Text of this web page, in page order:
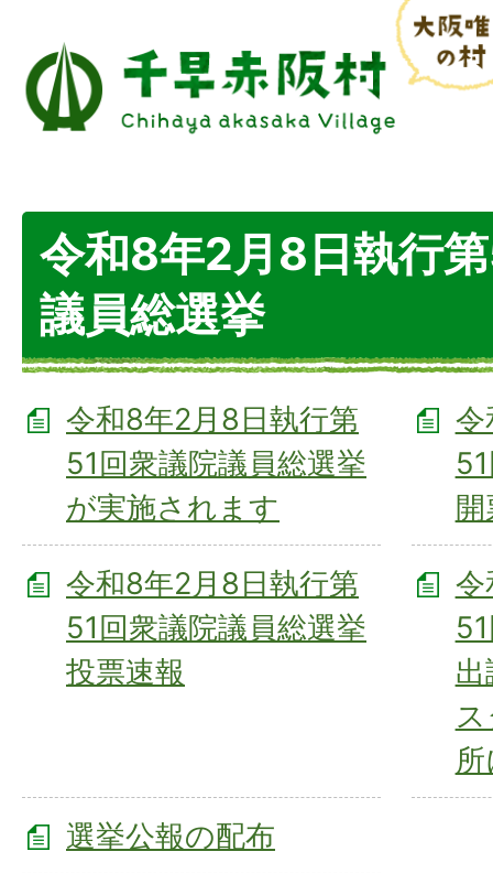
令和8年2月8日執行
議員総選挙
令和8年2月8日執行第
51回衆議院議員総選挙
が実施されます
令
開
令和8年2月8日執行第
51回衆議院議員総選挙
投票速報
令
選挙公報の配布